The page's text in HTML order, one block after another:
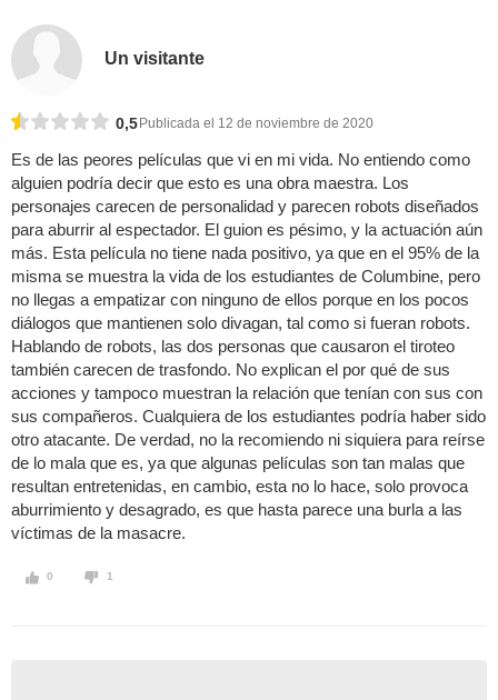
Un visitante
0,5 Publicada el 12 de noviembre de 2020
Es de las peores películas que vi en mi vida. No entiendo como
alguien podría decir que esto es una obra maestra. Los
personajes carecen de personalidad y parecen robots diseñados
para aburrir al espectador. El guion es pésimo, y la actuación aún
más. Esta película no tiene nada positivo, ya que en el 95% de la
misma se muestra la vida de los estudiantes de Columbine, pero
no llegas a empatizar con ninguno de ellos porque en los pocos
diálogos que mantienen solo divagan, tal como si fueran robots.
Hablando de robots, las dos personas que causaron el tiroteo
también carecen de trasfondo. No explican el por qué de sus
acciones y tampoco muestran la relación que tenían con sus con
sus compañeros. Cualquiera de los estudiantes podría haber sido
otro atacante. De verdad, no la recomiendo ni siquiera para reírse
de lo mala que es, ya que algunas películas son tan malas que
resultan entretenidas, en cambio, esta no lo hace, solo provoca
aburrimiento y desagrado, es que hasta parece una burla a las
víctimas de la masacre.
0 1